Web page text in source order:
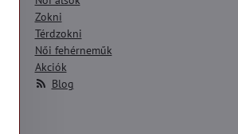
Zokni
Térdzokni
Női fehérneműk
Akciók
Blog